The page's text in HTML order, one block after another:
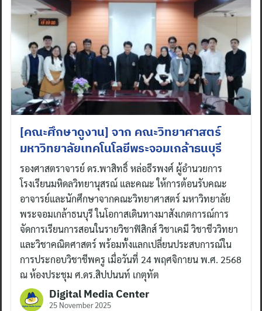
[คณะศึกษาดูงาน] จาก คณะวิทยาศาสตร์
มหาวิทยาลัยเทคโนโลยีพระจอมเกล้าธนบุรี
รองศาสตราจารย์ ดร.พาสิทธิ์ หล่อธีรพงศ์ ผู้อำนวยการ
โรงเรียนมหิดลวิทยานุสรณ์ และคณะ ให้การต้อนรับคณะ
อาจารย์และนักศึกษาจากคณะวิทยาศาสตร์ มหาวิทยาลัย
พระจอมเกล้าธนบุรี ในโอกาสเดินทางมาสังเกตการณ์การ
จัดการเรียนการสอนในรายวิชาฟิสิกส์ วิชาเคมี วิชาชีววิทยา
และวิชาคณิตศาสตร์ พร้อมทั้งแลกเปลี่ยนประสบการณ์ใน
การประกอบวิชาชีพครู เมื่อวันที่ 24 พฤศจิกายน พ.ศ. 2568
ณ ห้องประชุม ศ.ดร.สิปปนนท์ เกตุทัต
Digital Media Center
25 November 2025